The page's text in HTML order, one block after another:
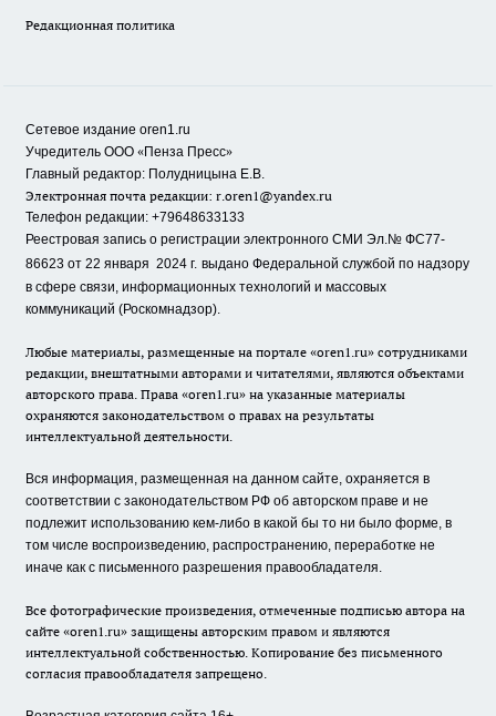
Редакционная политика
Сетевое издание oren1.ru
Учредитель ООО «Пенза Пресс»
Главный редактор: Полудницына Е.В.
Электронная почта редакции: r.oren1@yandex.ru
Телефон редакции: +79648633133
Реестровая запись о регистрации электронного СМИ Эл.№ ФС77-
86623 от 22 января 2024 г. выдано Федеральной службой по надзору
в сфере связи, информационных технологий и массовых
коммуникаций (Роскомнадзор).
Любые материалы, размещенные на портале «oren1.ru» сотрудниками
редакции, внештатными авторами и читателями, являются объектами
авторского права. Права «oren1.ru» на указанные материалы
охраняются законодательством о правах на результаты
интеллектуальной деятельности.
Вся информация, размещенная на данном сайте, охраняется в
соответствии с законодательством РФ об авторском праве и не
подлежит использованию кем-либо в какой бы то ни было форме, в
том числе воспроизведению, распространению, переработке не
иначе как с письменного разрешения правообладателя.
Все фотографические произведения, отмеченные подписью автора на
сайте «oren1.ru» защищены авторским правом и являются
интеллектуальной собственностью. Копирование без письменного
согласия правообладателя запрещено.